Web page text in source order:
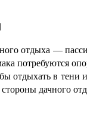
отдыха —
потребуются
отдыхать в тени
дачного